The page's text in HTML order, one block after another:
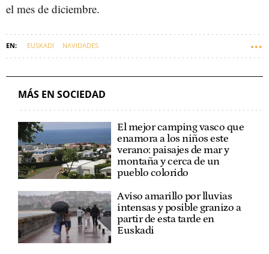
el mes de diciembre.
EUSKADI NAVIDADES
MÁS EN SOCIEDAD
El mejor camping vasco que
enamora a los niños este
verano: paisajes de mar y
montaña y cerca de un
pueblo colorido
Aviso amarillo por lluvias
intensas y posible granizo a
partir de esta tarde en
Euskadi